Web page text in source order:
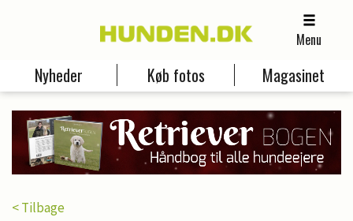
Menu
Nyheder Køb fotos Magasinet
< Tilbage